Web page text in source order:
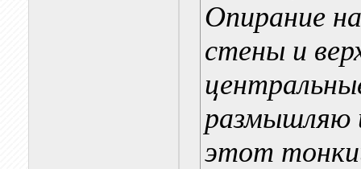
Опирание
стены и
размышляю
этот